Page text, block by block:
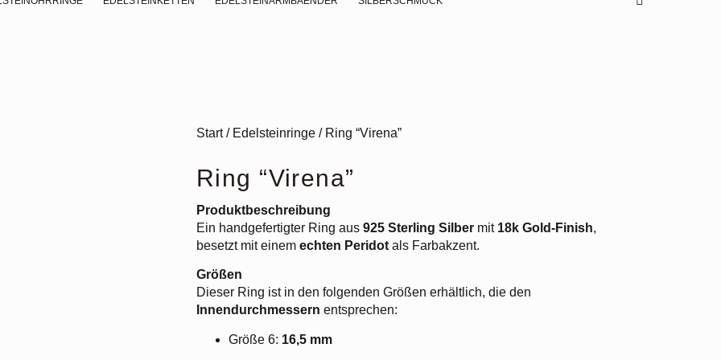
Start/ Edelsteinringe / Ring “Virena”
Ring “Virena”
Produktbeschreibung
Ein handgefertigter Ring aus 925 Sterling Silber mit 18k Gold-Finish,
besetzt mit einem echten Peridot als Farbakzent.
Größen
Dieser Ring ist in den folgenden Größen erhältlich, die den
Innendurchmessern entsprechen:
Größe 6: 16,5 mm